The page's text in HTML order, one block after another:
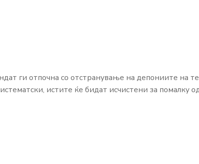
ги отпочна со отстранување на депониите на
истите ќе бидат исчистени за помалку